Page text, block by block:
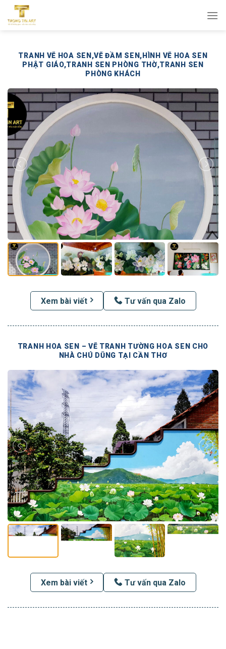
qua
TRANH VẼ HOA SEN,VẼ ĐẦM SEN,HÌNH VẼ HOA SEN
PHẬT GIÁO,TRANH SEN PHÒNG THỜ,TRANH SEN
PHÒNG KHÁCH
Xem bài viết Tư vấn qua Zalo
TRANH HOA SEN – VẼ TRANH TƯỜNG HOA SEN CHO
NHÀ CHÚ DŨNG TẠI CẦN THƠ
Xem bài viết Tư vấn qua Zalo